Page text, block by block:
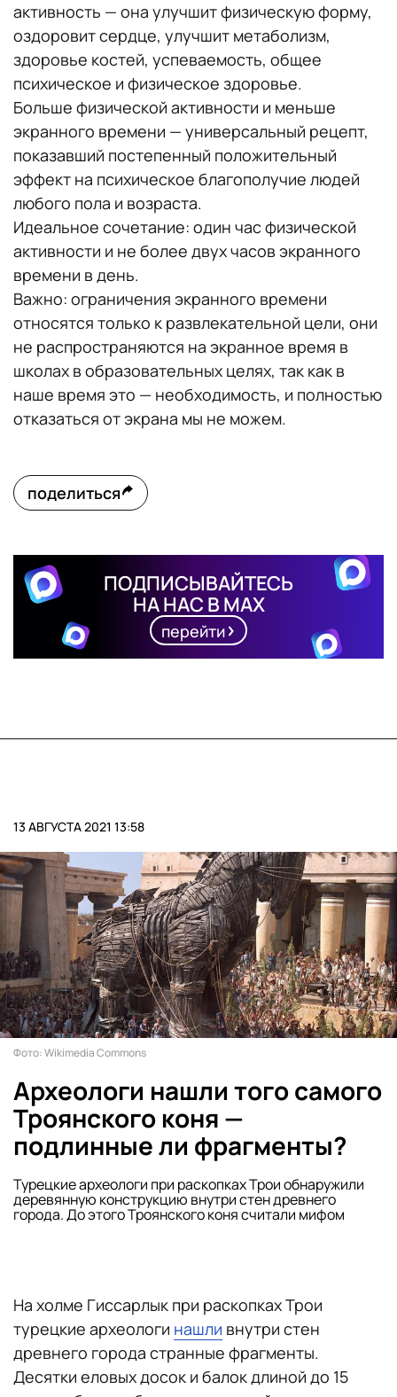
активность — она улучшит физическую форму,
оздоровит сердце, улучшит метаболизм,
здоровье костей, успеваемость, общее
психическое и физическое здоровье.
Больше физической активности и меньше
экранного времени — универсальный рецепт,
показавший постепенный положительный
эффект на психическое благополучие людей
любого пола и возраста.
Идеальное сочетание: один час физической
активности и не более двух часов экранного
времени в день.
Важно: ограничения экранного времени
относятся только к развлекательной цели, они
не распространяются на экранное время в
школах в образовательных целях, так как в
наше время это — необходимость, и полностью
отказаться от экрана мы не можем.
поделиться
ПОДПИСЫВАЙТЕСЬ
НА НАС В MAX
перейти
13 АВГУСТА 2021 13:58
Фото: Wikimedia Commons
Археологи нашли того самого
Троянского коня —
подлинные ли фрагменты?
Турецкие археологи при раскопках Трои обнаружили
деревянную конструкцию внутри стен древнего
города. До этого Троянского коня считали мифом
На холме Гиссарлык при раскопках Трои
турецкие археологи нашли внутри стен
древнего города странные фрагменты.
Десятки еловых досок и балок длиной до 15